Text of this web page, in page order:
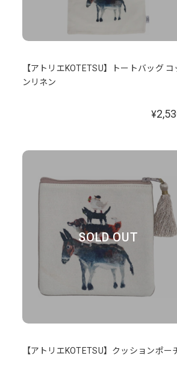
【アトリエKOTETSU】トートバッグ コ
ンリネン
¥
SOLD OUT
【アトリエKOTETSU】クッションポー